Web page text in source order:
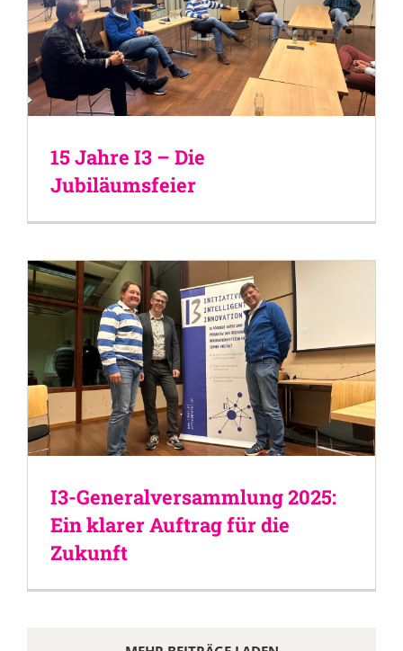
15 Jahre I3 – Die
Jubiläumsfeier
I3-Generalversammlung 2025:
Ein klarer Auftrag für die
Zukunft